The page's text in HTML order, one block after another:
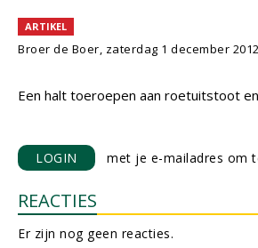
ARTIKEL
Broer de Boer, zaterdag 1 december 2012
Een halt toeroepen aan roetuitstoot
LOGIN met je e-mailadres om
REACTIES
Er zijn nog geen reacties.